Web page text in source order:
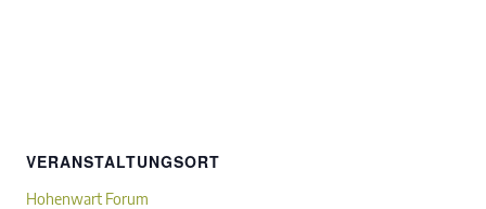
VERANSTALTUNGSORT
Hohenwart Forum